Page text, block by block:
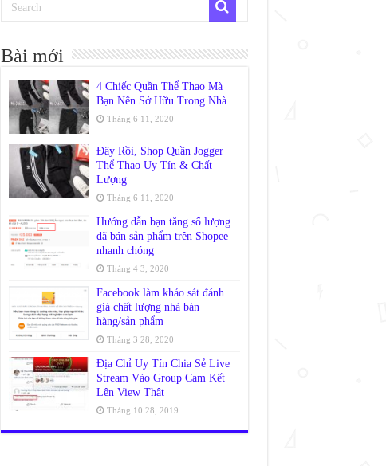
Bài mới
4 Chiếc Quần Thể Thao Mà
Bạn Nên Sở Hữu Trong Nhà
Tháng 6 11, 2020
Đây Rồi, Shop Quần Jogger
Thể Thao Uy Tín & Chất
Lượng
Tháng 6 11, 2020
Hướng dẫn bạn tăng số lượng
đã bán sản phẩm trên Shopee
nhanh chóng
Tháng 4 3, 2020
Facebook làm khảo sát đánh
giá chất lượng nhà bán
hàng/sản phẩm
Tháng 3 28, 2020
Địa Chỉ Uy Tín Chia Sẻ Live
Stream Vào Group Cam Kết
Lên View Thật
Tháng 10 28, 2019